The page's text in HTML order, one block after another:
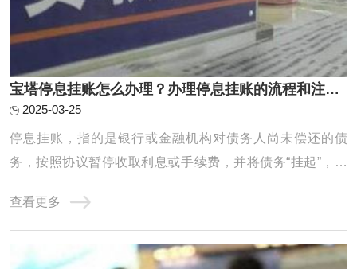
宝塔停息挂账怎么办理？办理停息挂账的流程和注意事项有哪些？
2025-03-25
停息挂账，指的是银行或金融机构对债务人尚未偿还的债
务，按照协议暂停收取利息或手续费，并将债务“挂起”，直
用于债务人遇到经济困难，暂时无法偿还欠款时的一种临时
措施，目的是帮助债务人减轻经济负担，以便能在一定期限
内恢复还款能力。停息挂账的办理有一定的程 ...
查看更多